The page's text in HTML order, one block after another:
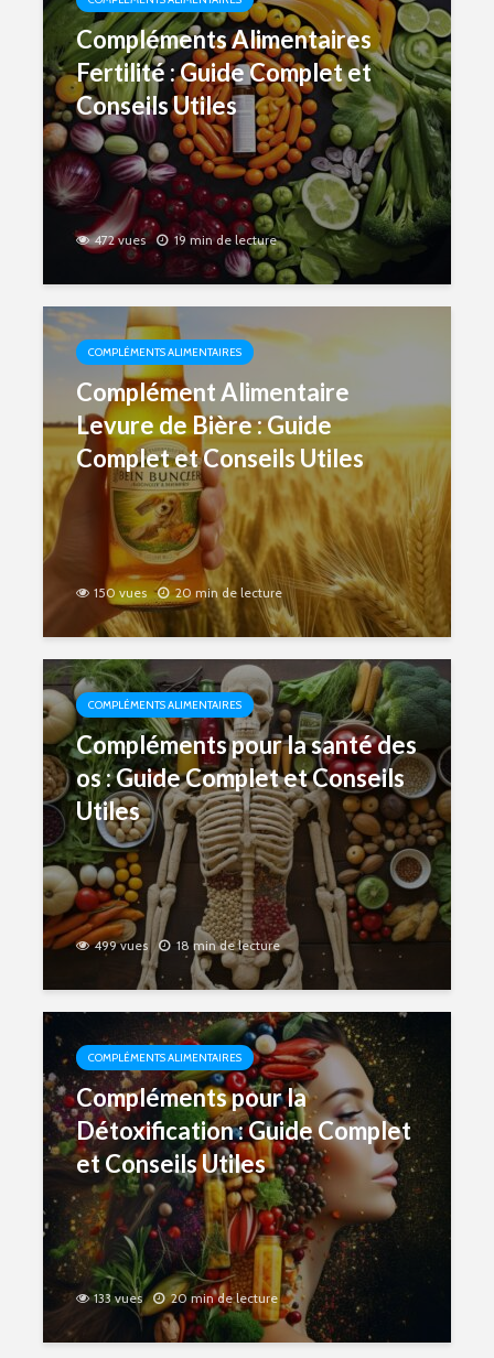
Compléments Alimentaires
Fertilité : Guide Complet et
Conseils Utiles
472 vues 19 min de lecture
COMPLÉMENTS ALIMENTAIRES
Complément Alimentaire
Levure de Bière : Guide
Complet et Conseils Utiles
150 vues 20 min de lecture
COMPLÉMENTS ALIMENTAIRES
Compléments pour la santé des
os : Guide Complet et Conseils
Utiles
499 vues 18 min de lecture
COMPLÉMENTS ALIMENTAIRES
Compléments pour la
Détoxification : Guide Complet
et Conseils Utiles
133 vues 20 min de lecture